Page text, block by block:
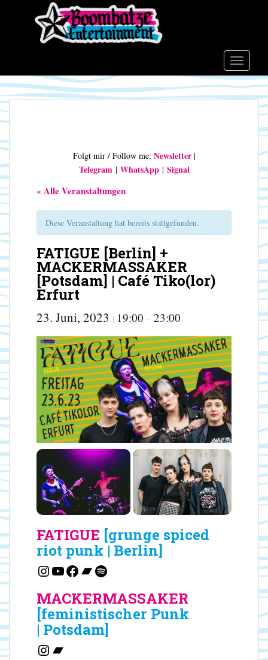
o
m
a
c
t
e
n
Folgt mir / Follow me: Newsletter|
Telegram| WhatsApp| Signal
« Alle Veranstaltungen
Diese Veranstaltung hat bereits stattgefunden.
FATIGUE [Berlin] +
MACKERMASSAKER
[Potsdam] | Café Tiko(lor)
Erfurt
23. Juni, 2023 | 19:00 – 23:00
FATIGUE [grunge spiced
riot punk | Berlin]
Instagram
YouTube
Facebook
Bandcamp
Spotify
MACKERMASSAKER
[feministischer Punk
| Potsdam]
Instagram
Bandcamp